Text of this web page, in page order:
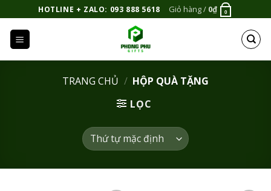
qua
dung
HOTLINE + ZALO: 093 888 5618 Giỏ hàng / 0₫ 0
TRANG CHỦ / HỘP QUÀ TẶNG
LỌC